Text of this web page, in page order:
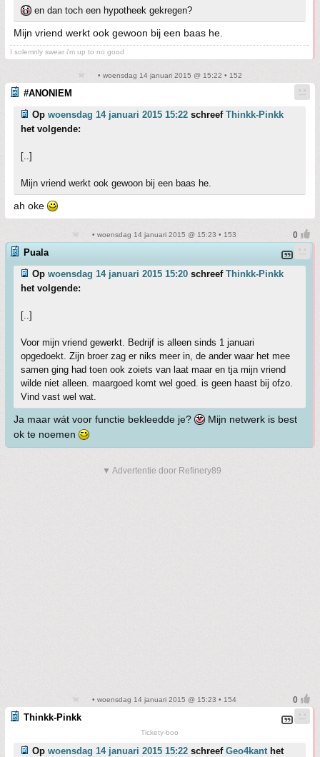
en dan toch een hypotheek gekregen?
Mijn vriend werkt ook gewoon bij een baas he.
I solemnly swear i'm up to no good
• woensdag 14 januari 2015 @ 15:22 • 152
#ANONIEM
Op woensdag 14 januari 2015 15:22 schreef Thinkk-Pinkk
het volgende:
[..]
Mijn vriend werkt ook gewoon bij een baas he.
ah oke
• woensdag 14 januari 2015 @ 15:23 • 153
Puala
Op woensdag 14 januari 2015 15:20 schreef Thinkk-Pinkk
het volgende:
[..]
Voor mijn vriend gewerkt. Bedrijf is alleen sinds 1 januari
opgedoekt. Zijn broer zag er niks meer in, de ander waar het mee
samen ging had toen ook zoiets van laat maar en tja mijn vriend
wilde niet alleen. maargoed komt wel goed. is geen haast bij ofzo.
Vind vast wel wat.
Ja maar wát voor functie bekleedde je?
Mijn netwerk is best
ok te noemen
▼ Advertentie door Refinery89
• woensdag 14 januari 2015 @ 15:23 • 154
Thinkk-Pinkk
Tickety-boo
Op woensdag 14 januari 2015 15:22 schreef Geo4kanthet